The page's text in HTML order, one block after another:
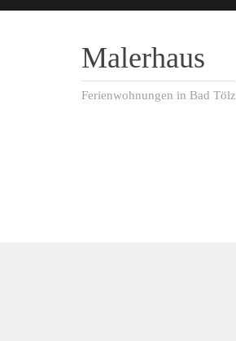
Malerhaus
Ferienwohnungen in Bad Tölz